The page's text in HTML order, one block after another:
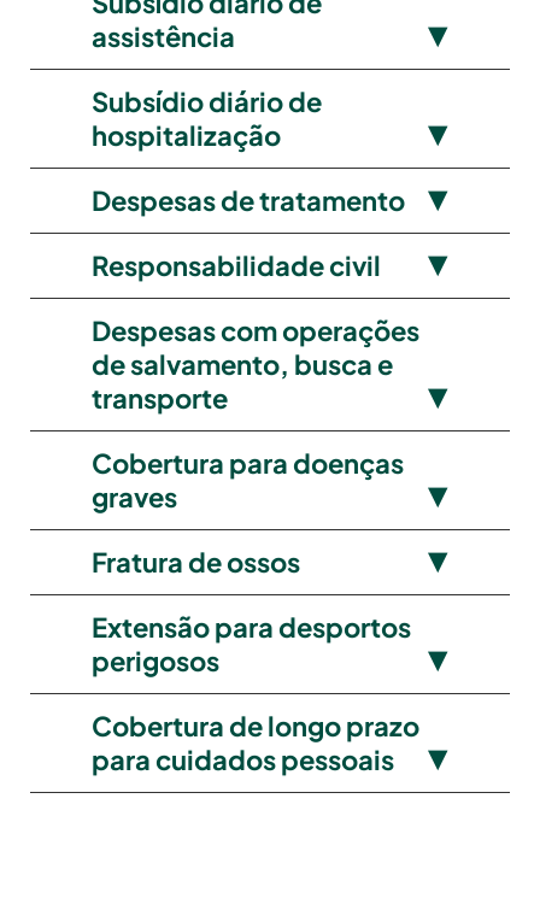
assistência
Subsídio diário de
hospitalização
Despesas de tratamento
Responsabilidade civil
Despesas com operações
de salvamento, busca e
transporte
Cobertura para doenças
graves
Fratura de ossos
Extensão para desportos
perigosos
Cobertura de longo prazo
para cuidados pessoais